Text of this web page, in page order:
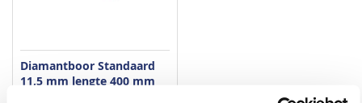
Diamantboor Standaard
11,5 mm lengte 400 mm